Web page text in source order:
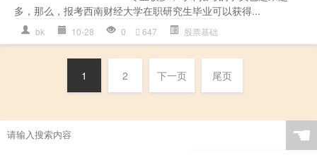
多，那么，报考西南财经大学在职研究生毕业可以获得...
bk 10-28 0 647 股票基础
1 2 下一页 尾页
☚